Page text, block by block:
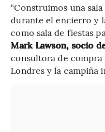
“Construimos una
durante el encierro y
como sala de fiestas
Mark Lawson, socio
consultora de compra
Londres y la campiña